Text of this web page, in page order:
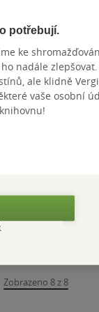
On the
of
Zobrazeno 8 z 8
potřebují.
ke
nadále zlepšovat.
ale klidně
vaše osobní